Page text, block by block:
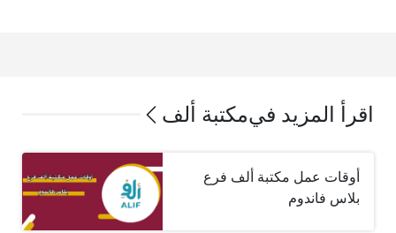
اقرأ المزيد فيمكتبة ألف
أوقات عمل مكتبة ألف فرع
بلاس فاندوم